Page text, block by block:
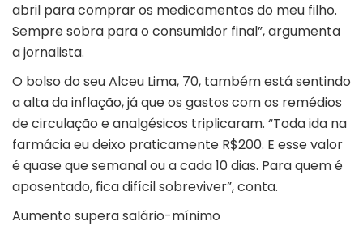
abril para comprar os medicamentos do meu filho.
Sempre sobra para o consumidor final”, argumenta
a jornalista.
O bolso do seu Alceu Lima, 70, também está sentindo
a alta da inflação, já que os gastos com os remédios
de circulação e analgésicos triplicaram. “Toda ida na
farmácia eu deixo praticamente R$200. E esse valor
é quase que semanal ou a cada 10 dias. Para quem é
aposentado, fica difícil sobreviver”, conta.
Aumento supera salário-mínimo